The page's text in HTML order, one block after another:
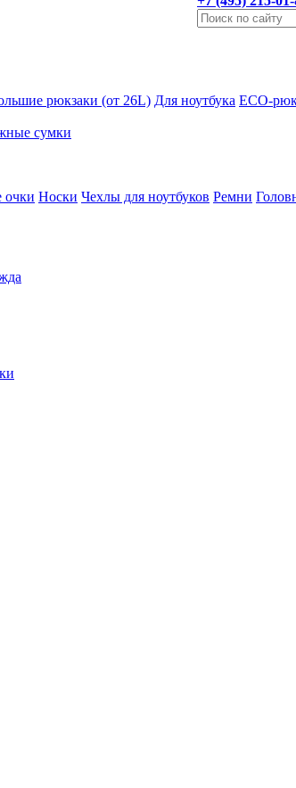
рюкзаки (от 26L) Для ноутбука ECO-
сумки
очки Носки Чехлы для ноутбуков Ремни